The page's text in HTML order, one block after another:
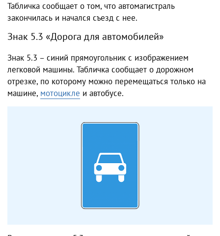
Табличка сообщает о том, что автомагистраль
закончилась и начался съезд с нее.
Знак 5.3 «Дорога для автомобилей»
Знак 5.3 – синий прямоугольник с изображением
легковой машины. Табличка сообщает о дорожном
отрезке, по которому можно перемещаться только на
машине, мотоцикле и автобусе.